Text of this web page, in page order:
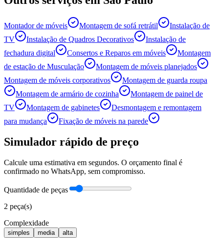
Montador de móveis Montagem de sofá retrátil
Instalação de
TV
Instalação de Quadros Decorativos
Instalação de
fechadura digital
Consertos e Reparos em móveis
Montagem
de estação de Musculação
Montagem de móveis planejados
Montagem de móveis corporativos
Montagem de guarda roupa
Montagem de armário de cozinha
Montagem de painel de
TV
Montagem de gabinetes
Desmontagem e remontagem
para mudança
Fixação de móveis na parede
Simulador rápido de preço
Calcule uma estimativa em segundos. O orçamento final é
confirmado no WhatsApp, sem compromisso.
Quantidade de peças
2 peça(s)
Complexidade
simples media alta